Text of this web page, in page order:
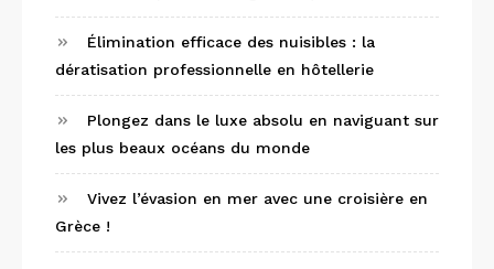
Élimination efficace des nuisibles : la
dératisation professionnelle en hôtellerie
Plongez dans le luxe absolu en naviguant sur
les plus beaux océans du monde
Vivez l’évasion en mer avec une croisière en
Grèce !